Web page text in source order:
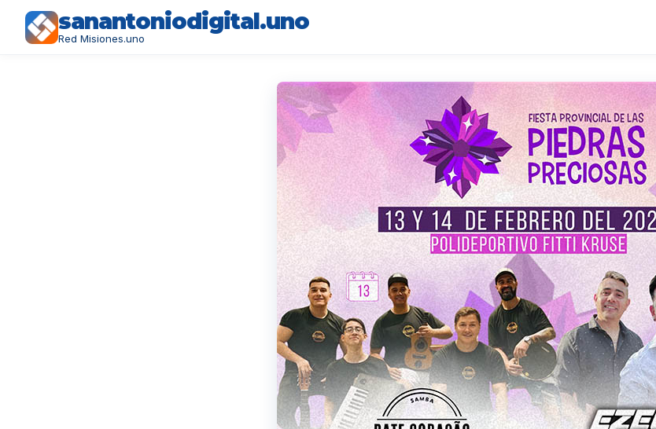
sanantoniodigital.uno
Red Misiones.uno